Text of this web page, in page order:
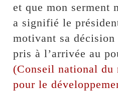
et que mon serment
a signifié le
motivant sa décision
pris à l’arrivée au
(Conseil national du
pour le